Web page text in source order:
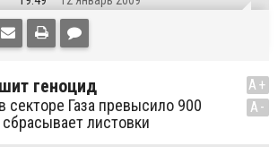
геноцид
секторе Газа превысило 900
листовки
A+
A-